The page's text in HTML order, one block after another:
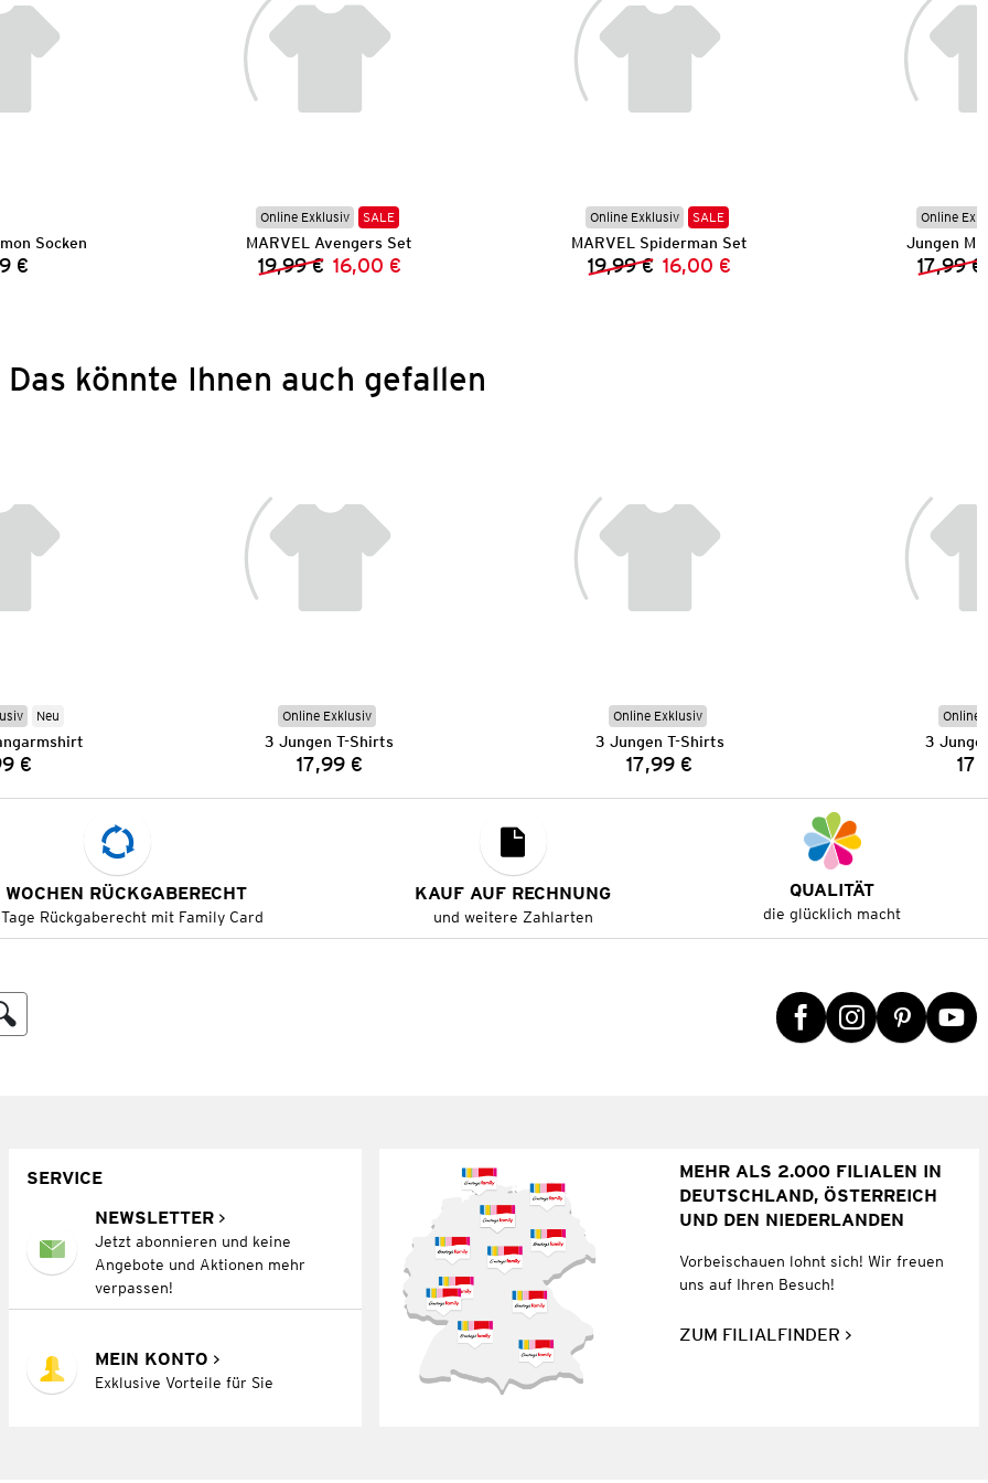
Socken
€
Online Exklusiv SALE
MARVEL Avengers Set
Vorheriger Preis:
19,99 € Neuer Preis:
16,00 €
Online Exklusiv SALE
MARVEL Spiderman Set
Vorheriger Preis:
19,99 € Neuer Preis:
16,00 €
Online
Jungen
17,99 €
Das könnte Ihnen auch gefallen
Neu
€
Online Exklusiv
3 Jungen T-Shirts
Preis:
17,99 €
Online Exklusiv
3 Jungen T-Shirts
Preis:
17,99 €
Online
3
RÜCKGABERECHT
Rückgaberecht mit Family Card
KAUF AUF RECHNUNG
und weitere Zahlarten
QUALITÄT
die glücklich macht
SERVICE
NEWSLETTER
Jetzt abonnieren und keine
Angebote und Aktionen mehr
verpassen!
MEIN KONTO
Exklusive Vorteile für Sie
MEHR ALS 2.000 FILIALEN IN
DEUTSCHLAND, ÖSTERREICH
UND DEN NIEDERLANDEN
Vorbeischauen lohnt sich! Wir freuen
uns auf Ihren Besuch!
ZUM FILIALFINDER